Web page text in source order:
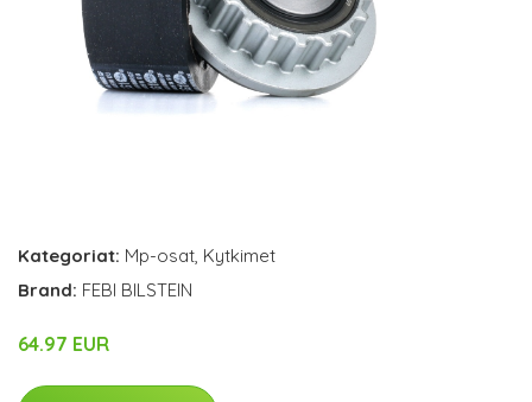
Kategoriat: Mp-osat, Kytkimet
Brand: FEBI BILSTEIN
64.97 EUR